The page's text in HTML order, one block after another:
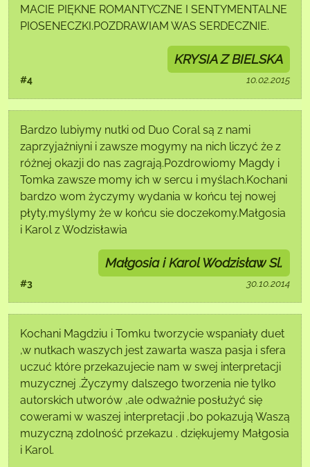
MACIE PIĘKNE ROMANTYCZNE I SENTYMENTALNE
PIOSENECZKI.POZDRAWIAM WAS SERDECZNIE.
#4
KRYSIA Z BIELSKA
10.02.2015
Bardzo lubiymy nutki od Duo Coral są z nami
zaprzyjażniyni i zawsze mogymy na nich liczyć że z
różnej okazji do nas zagrają.Pozdrowiomy Magdy i
Tomka zawsze momy ich w sercu i myślach.Kochani
bardzo wom życzymy wydania w końcu tej nowej
płyty,myślymy że w końcu sie doczekomy.Małgosia
i Karol z Wodzisławia
#3
Małgosia i Karol Wodzisław Sl.
30.10.2014
Kochani Magdziu i Tomku tworzycie wspaniały duet
,w nutkach waszych jest zawarta wasza pasja i sfera
uczuć które przekazujecie nam w swej interpretacji
muzycznej .Życzymy dalszego tworzenia nie tylko
autorskich utworów ,ale odważnie posłużyć się
cowerami w waszej interpretacji ,bo pokazują Waszą
muzyczną zdolność przekazu . dziękujemy Małgosia
i Karol.